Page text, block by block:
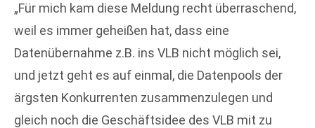
„Für mich kam diese Meldung recht überraschend,
weil es immer geheißen hat, dass eine
Datenübernahme z.B. ins VLB nicht möglich sei,
und jetzt geht es auf einmal, die Datenpools der
ärgsten Konkurrenten zusammenzulegen und
gleich noch die Geschäftsidee des VLB mit zu